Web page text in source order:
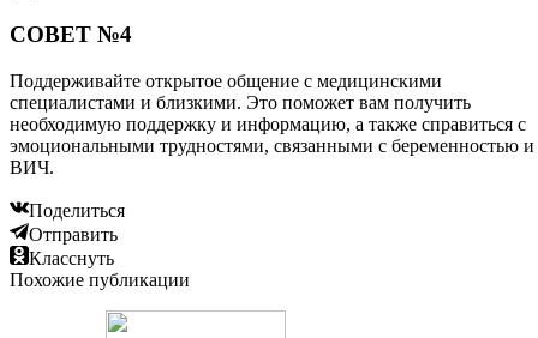
СОВЕТ №4
Поддерживайте открытое общение с медицинскими
специалистами и близкими. Это поможет вам получить
необходимую поддержку и информацию, а также справиться с
эмоциональными трудностями, связанными с беременностью и
ВИЧ.
Поделиться
Отправить
Класснуть
Похожие публикации